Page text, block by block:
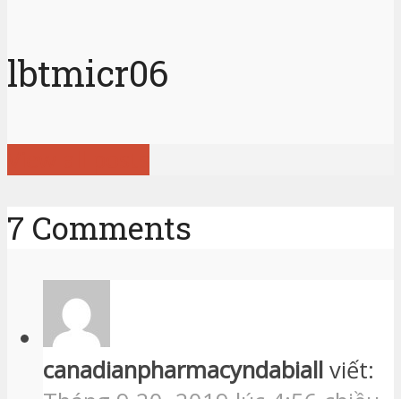
lbtmicr06
7 Comments
canadianpharmacyndabiall viết: